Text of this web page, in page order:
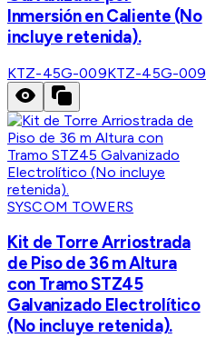
Inmersión en Caliente (No
incluye retenida).
KTZ-45G-009KTZ-45G-009
SYSCOM TOWERS
Kit de Torre Arriostrada
de Piso de 36 m Altura
con Tramo STZ45
Galvanizado Electrolítico
(No incluye retenida).